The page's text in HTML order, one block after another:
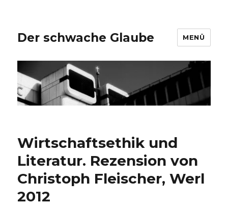
Der schwache Glaube MENÜ
Wirtschaftsethik und
Literatur. Rezension von
Christoph Fleischer, Werl
2012